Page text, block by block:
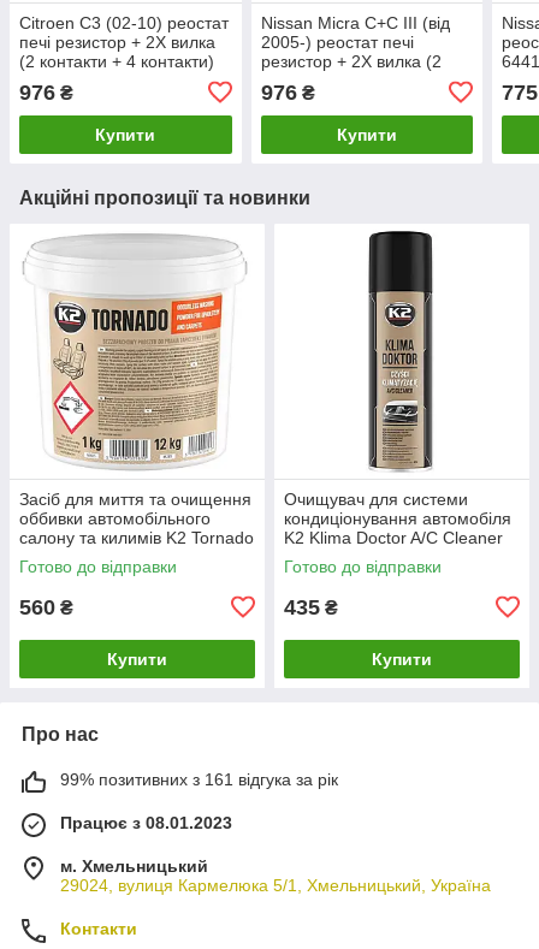
Citroen C3 (02-10) реостат
печі резистор + 2X вилка
(2 контакти + 4 контакти)
комплект 6441L2, Сітроен
С3
976 ₴
Купити
Nissan Micra C+C III (від
2005-) реостат печі
резистор + 2X вилка (2
комплект 6441L2, Ніссан
Мікра С 3
976₴
Купити
775
Акційні пропозиції та новинки
Засіб для миття та очищення
оббивки автомобільного
салону та килимів K2 Tornado
1 кг (M885)
Готово до відправки
560 ₴
Купити
Очищувач для системи
кондиціонування автомобіля
K2 Klima Doctor A/C Cleaner
аерозоль 500 мл (W100)
Готово до відправки
435 ₴
Купити
Про нас
99% позитивних з 161 відгука за рік
Працює з 08.01.2023
м. Хмельницький
29024, вулиця Кармелюка 5/1, Хмельницький, Україна
Контакти